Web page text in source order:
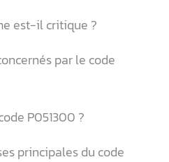
est-il critique ?
par le code
P051300 ?
principales du code